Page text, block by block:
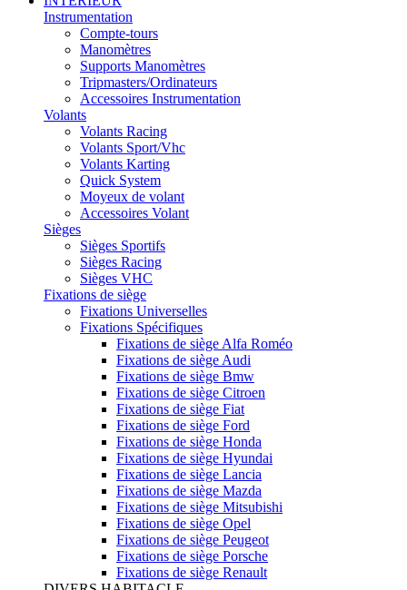
Instrumentation
Compte-tours
Manomètres
Supports Manomètres
Tripmasters/Ordinateurs
Accessoires Instrumentation
Volants
Volants Racing
Volants Sport/Vhc
Volants Karting
Quick System
Moyeux de volant
Accessoires Volant
Sièges
Sièges Sportifs
Sièges Racing
Sièges VHC
Fixations de siège
Fixations Universelles
Fixations Spécifiques
Fixations de siège Alfa Roméo
Fixations de siège Audi
Fixations de siège Bmw
Fixations de siège Citroen
Fixations de siège Fiat
Fixations de siège Ford
Fixations de siège Honda
Fixations de siège Hyundai
Fixations de siège Lancia
Fixations de siège Mazda
Fixations de siège Mitsubishi
Fixations de siège Opel
Fixations de siège Peugeot
Fixations de siège Porsche
Fixations de siège Renault